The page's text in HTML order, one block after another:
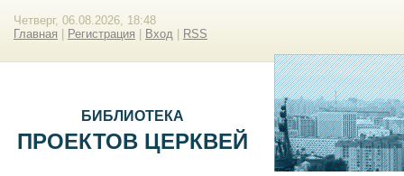
Четверг, 06.08.2026, 18:48
Главная
Регистрация Вход RSS
БИБЛИОТЕКА
ПРОЕКТОВ ЦЕРКВЕЙ